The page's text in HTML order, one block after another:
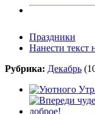
Праздники
Нанести текст
Рубрика: Декабрь